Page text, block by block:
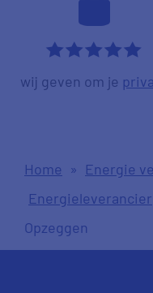
*****
wij geven om je
Home » Energie
Energieleverancier
Opzeggen